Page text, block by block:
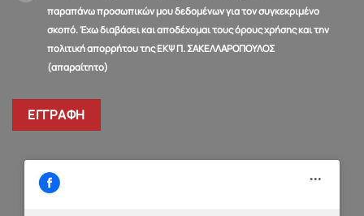
παραπάνω προσωπικών μου δεδομένων για τον συγκεκριμένο
σκοπό. Έχω διαβάσει και αποδέχομαι τους όρους χρήσης και την
πολιτική απορρήτου της ΕΚΨ Π. ΣΑΚΕΛΛΑΡΟΠΟΥΛΟΣ
(απαραίτητο)